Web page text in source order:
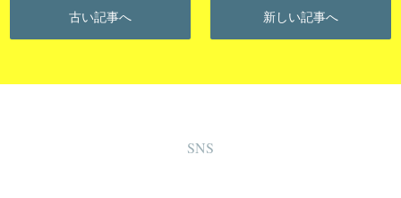
古い記事へ 新しい記事へ
SNS